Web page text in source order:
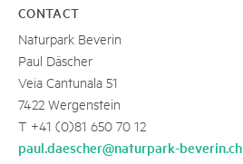
CONTACT
Naturpark Beverin
Paul Däscher
Veia Cantunala 51
7422 Wergenstein
T +41 (0)81 650 70 12
paul.daescher@naturpark-beverin.ch